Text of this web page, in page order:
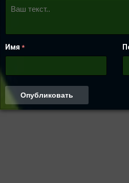
Имя *